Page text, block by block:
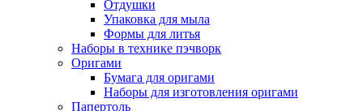
Отдушки
Упаковка для мыла
Формы для литья
Наборы в технике пэчворк
Оригами
Бумага для оригами
Наборы для изготовления оригами
Папертоль